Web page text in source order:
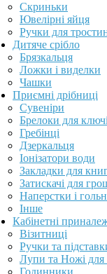
Скриньки
Ювелірні яйця
Ручки для
Дитяче срібло
Брязкальця
Ложки і виделки
Чашки
Приємні дрібниці
Сувеніри
Брелоки для
Гребінці
Дзеркальця
Іонізатори води
Закладки для
Затискачі для
Наперстки і
Інше
Кабінетні
Візитниці
Ручки та
Лупи та Ножі для
Годинники